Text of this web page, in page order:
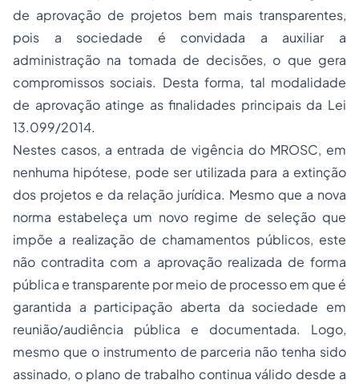
de aprovação de projetos bem mais transparentes,
pois a sociedade é convidada a auxiliar a
administração na tomada de decisões, o que gera
compromissos sociais. Desta forma, tal modalidade
de aprovação atinge as finalidades principais da Lei
13.099/2014.
Nestes casos, a entrada de vigência do MROSC, em
nenhuma hipótese, pode ser utilizada para a extinção
dos projetos e da relação jurídica. Mesmo que a nova
norma estabeleça um novo regime de seleção que
impõe a realização de chamamentos públicos, este
não contradita com a aprovação realizada de forma
pública e transparente por meio de processo em que é
garantida a participação aberta da sociedade em
reunião/audiência pública e documentada. Logo,
mesmo que o instrumento de parceria não tenha sido
assinado, o plano de trabalho continua válido desde a